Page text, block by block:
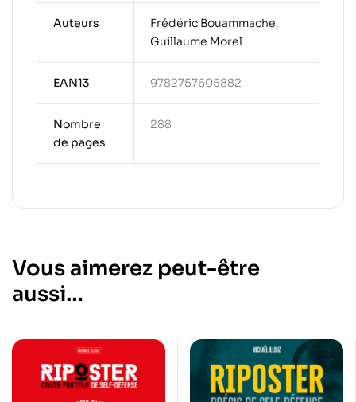
Auteurs Frédéric Bouammache,
Guillaume Morel
EAN13 9782757605882
Nombre
de pages
288
Vous aimerez peut-être
aussi…